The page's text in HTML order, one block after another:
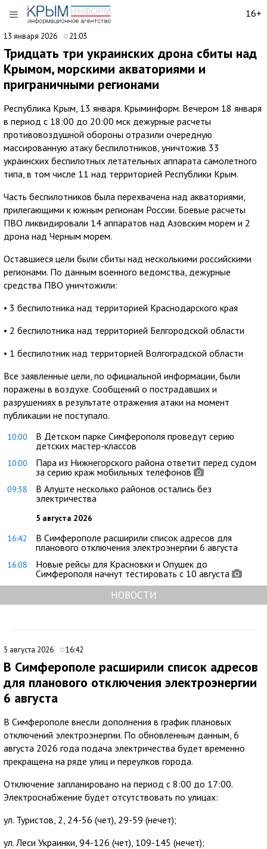
16+
13 января 2026 21:03
Тридцать три украинских дрона сбиты над
Крымом, морскими акваториями и
приграничными регионами
Республика Крым, 13 января. Крыминформ. Вечером 18 января
в период с 18:00 до 20:00 мск дежурные расчеты
противовоздушной обороны отразили очередную
массированную атаку беспилотников, уничтожив 33
украинских беспилотных летательных аппарата самолетного
типа, в том числе 11 над территорией Республики Крым.
Часть беспилотников была перехвачена над акваториями,
прилегающими к южным регионам России. Боевые расчеты
ПВО ликвидировали 14 аппаратов над Азовским морем и 2
дрона над Черным морем.
Оставшиеся цели были сбиты над несколькими российскими
регионами. По данным военного ведомства, дежурные
средства ПВО уничтожили:
• 3 беспилотника над территорией Краснодарского края
• 2 беспилотника над территорией Белгородской области
• 1 беспилотник над территорией Волгоградской области
Все заявленные цели, по официальной информации, были
поражены в воздухе. Сообщений о пострадавших и
разрушениях в результате отражения атаки на момент
публикации не поступало.
10:00
В Детском парке Симферополя проведут серию
детских мастер-классов
10:00
Пара из Нижнегорского района ответит перед судом
за серию краж мобильных телефонов
09:38
В Алуште несколько районов остались без
электричества
5 августа 2026
16:42
В Симферополе расширили список адресов для
планового отключения электроэнергии 6 августа
16:08
Новые рейсы для Красновки и Опушек до
Симферополя начнут тестировать с 10 августа
НОВОСТИ
5 августа 2026 16:42
В Симферополе расширили список адресов
для планового отключения электроэнергии
6 августа
В Симферополе внесли дополнения в график плановых
отключений электроэнергии. По обновленным данным, 6
августа 2026 года подача электричества будет временно
прекращена на ряде улиц и переулков города.
Отключение запланировано на период с 8:00 до 17:00.
Электроснабжение будет отсутствовать по улицах:
ул. Туристов, 2, 24-56 (чет), 29-59 (нечет);
ул. Леси Украинки, 94-126 (чет), 109-145 (нечет);